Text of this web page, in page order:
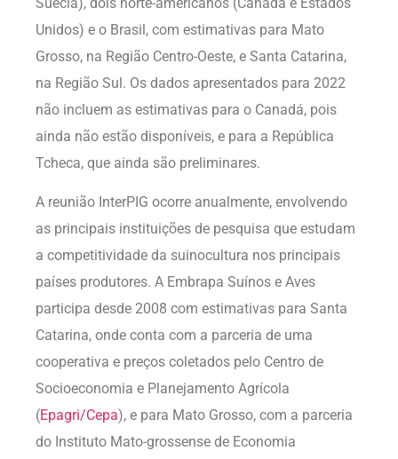
Unidos) e o Brasil, com estimativas para Mato
Grosso, na Região Centro-Oeste, e Santa Catarina,
na Região Sul. Os dados apresentados para 2022
não incluem as estimativas para o Canadá, pois
ainda não estão disponíveis, e para a República
Tcheca, que ainda são preliminares.
A reunião InterPIG ocorre anualmente, envolvendo
as principais instituições de pesquisa que estudam
a competitividade da suinocultura nos principais
países produtores. A Embrapa Suínos e Aves
participa desde 2008 com estimativas para Santa
Catarina, onde conta com a parceria de uma
cooperativa e preços coletados pelo Centro de
Socioeconomia e Planejamento Agrícola
(Epagri/Cepa), e para Mato Grosso, com a parceria
do Instituto Mato-grossense de Economia